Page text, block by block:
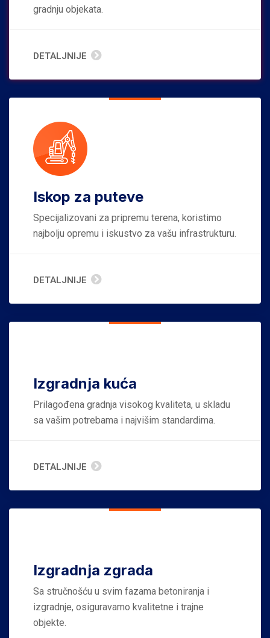
gradnju objekata.
DETALJNIJE
Iskop za puteve
Specijalizovani za pripremu terena, koristimo
najbolju opremu i iskustvo za vašu infrastrukturu.
DETALJNIJE
Izgradnja kuća
Prilagođena gradnja visokog kvaliteta, u skladu
sa vašim potrebama i najvišim standardima.
DETALJNIJE
Izgradnja zgrada
Sa stručnošću u svim fazama betoniranja i
izgradnje, osiguravamo kvalitetne i trajne
objekte.